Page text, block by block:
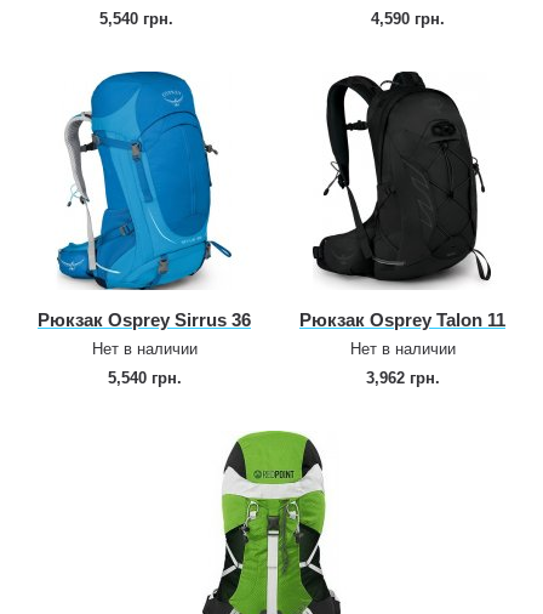
5,540 грн.
4,590 грн.
Рюкзак Osprey Sirrus 36
Нет в наличии
5,540 грн.
Рюкзак Osprey Talon 11
Нет в наличии
3,962 грн.